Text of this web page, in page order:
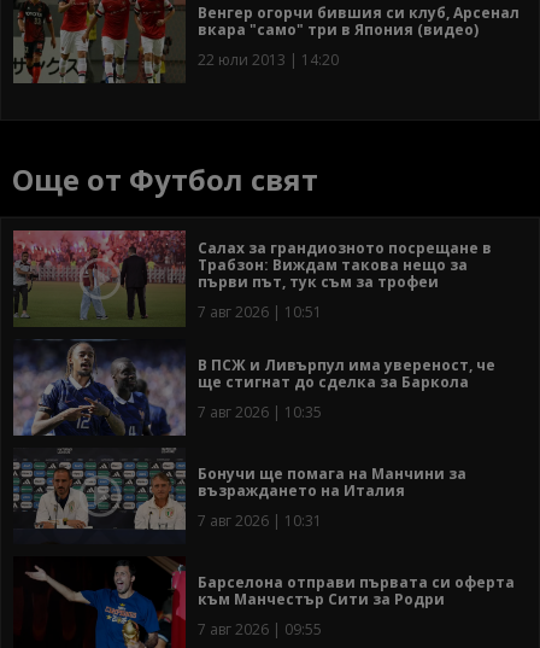
Венгер огорчи бившия си клуб, Арсенал
вкара "само" три в Япония (видео)
22 юли 2013 | 14:20
Още от Футбол свят
Салах за грандиозното посрещане в
Трабзон: Виждам такова нещо за
първи път, тук съм за трофеи
7 авг 2026 | 10:51
В ПСЖ и Ливърпул има увереност, че
ще стигнат до сделка за Баркола
7 авг 2026 | 10:35
Бонучи ще помага на Манчини за
възраждането на Италия
7 авг 2026 | 10:31
Барселона отправи първата си оферта
към Манчестър Сити за Родри
7 авг 2026 | 09:55